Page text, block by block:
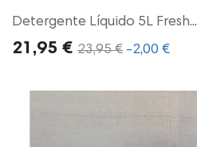
Detergente Líquido 5L Fresh...
21,95 € 23,95 € -2,00 €